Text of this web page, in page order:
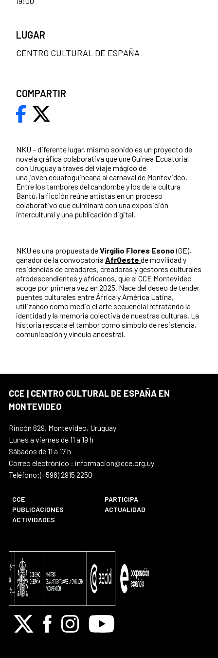
NKU – diferente lugar, mismo sonido es un proyecto de
novela gráfica colaborativa que une Guinea Ecuatorial
con Uruguay a través del viaje mágico de
una joven ecuatoguineana al carnaval de Montevideo.
Entre los tambores del candombe y los de la cultura
Bantú, la ficción reúne artistas en un proceso
colaborativo que culminará con una exposición
intercultural y una publicación digital.
NKU es una propuesta deVirgilio Flores Esono(GE),
ganador de la convocatoria AfrOeste de movilidad y
residencias de creadores, creadoras y gestores culturales
afrodescendientes y africanos, que el CCE Montevideo
acoge por primera vez en 2025. Nace del deseo de tender
puentes culturales entre África y América Latina,
utilizando como medio el arte secuencial retratando la
identidad y la memoria colectiva de nuestras culturas. La
historia rescata el tambor como símbolo de resistencia,
comunicación y vínculo ancestral.
LUGAR
CENTRO CULTURAL DE ESPAÑA
COMPARTIR
CCE | CENTRO CULTURAL DE ESPAÑA EN
MONTEVIDEO
Rincón 629, Montevideo, Uruguay
Lunes a viernes de 11 a 19 h
Sábados de 11 a 17 h
Correo electrónico : informacion@cce.org.uy
Teléfono:(+598) 2915 2250
CCE
PARTICIPA
PUBLICACIONES
ACTUALIDAD
ACTIVIDADES
X FacebookInstagramYoutube